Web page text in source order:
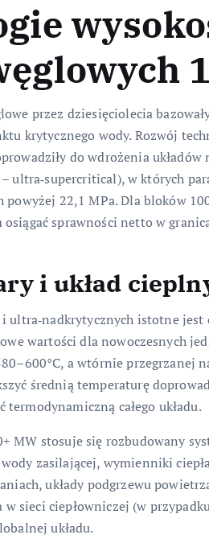
przez dziesięciolecia
krytycznego wody. Rozwój
do wdrożenia
ultra‑supercritical), w których
powyżej 22,1 MPa. Dla bloków
sprawności netto w
i układ
ultra‑nadkrytycznych istotne
wartości dla nowoczesnych
a wtórnie przegrzanej
średnią temperaturę
termodynamiczną całego układu.
MW stosuje się rozbudowany
zasilającej, wymienniki
układy podgrzewu
sieci ciepłowniczej (w
układu.